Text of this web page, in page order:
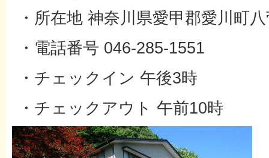
・所在地 神奈川県愛甲郡愛川町
・電話番号 046‐285-1551
・チェックイン 午後3時
・チェックアウト 午前10時